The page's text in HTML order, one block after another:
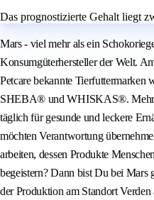
Das prognostizierte Gehalt liegt
Mars - viel mehr als ein
Konsumgüterhersteller der Welt.
Petcare bekannte
SHEBA® und WHISKAS®. Mehr
täglich für gesunde und leckere
möchten Verantwortung
arbeiten, dessen Produkte
begeistern? Dann bist Du bei Mars
der Produktion am Standort